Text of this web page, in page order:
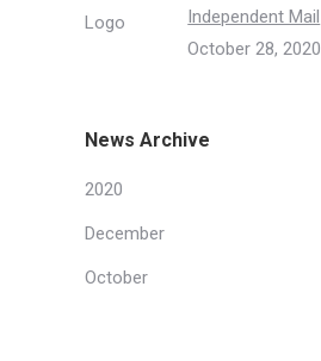
Independent Mail
October 28, 2020
News Archive
2020
December
October